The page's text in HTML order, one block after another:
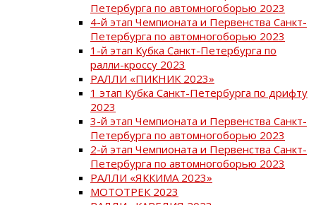
Петербурга по автомногоборью 2023
4-й этап Чемпионата и Первенства Санкт-
Петербурга по автомногоборью 2023
1-й этап Кубка Санкт-Петербурга по
ралли-кроссу 2023
РАЛЛИ «ПИКНИК 2023»
1 этап Кубка Санкт-Петербурга по дрифту
2023
3-й этап Чемпионата и Первенства Санкт-
Петербурга по автомногоборью 2023
2-й этап Чемпионата и Первенства Санкт-
Петербурга по автомногоборью 2023
РАЛЛИ «ЯККИМА 2023»
МОТОТРЕК 2023